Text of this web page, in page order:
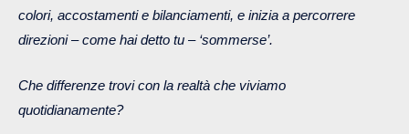
colori, accostamenti e bilanciamenti, e inizia a percorrere
direzioni – come hai detto tu – ‘sommerse’.
Che differenze trovi con la realtà che viviamo
quotidianamente?